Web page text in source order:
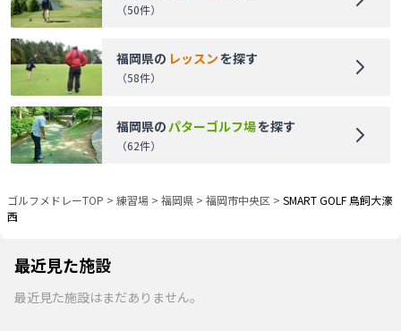
（50件）
福岡県の レッスンを探す
（58件）
福岡県の パターゴルフ場を探す
（62件）
ゴルフメドレーTOP > 練習場 > 福岡県 > 福岡市中央区 > SMART GOLF 鳥飼大濠
西
最近見た施設
最近見た施設はまだありません。